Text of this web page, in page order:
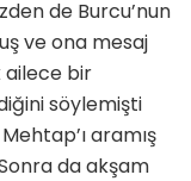
de Burcu’nun
ve ona mesaj
ailece bir
söylemişti
aramış
da akşam